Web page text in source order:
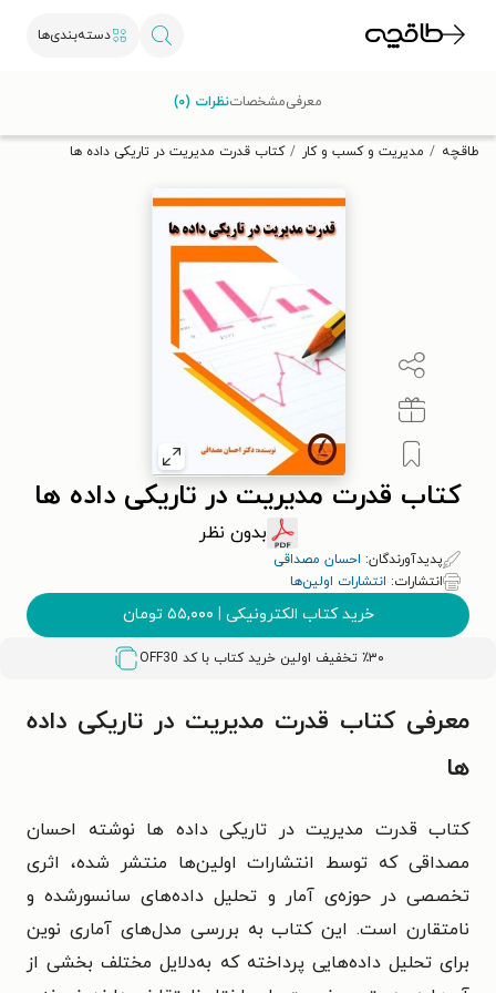
دسته‌بندی‌ها
تخفیف از طاقچه دریافت کن.
طاقچه مدیریت و کسب و کار کتاب قدرت مدیریت در تاریکی داده ها
کتاب قدرت مدیریت در تاریکی داده ها
بدون نظر
پدیدآورندگان: احسان مصداقی
انتشارات: انتشارات اولین‌ها
خرید کتاب الکترونیکی | ۵۵,۰۰۰ تومان
٪۳۰ تخفیف اولین خرید کتاب با کد OFF30
معرفیمشخصاتنظرات (۰)
معرفی کتاب قدرت مدیریت در تاریکی داده
ها
کتاب قدرت مدیریت در تاریکی داده‌ ها نوشته احسان
مصداقی که توسط انتشارات اولین‌ها منتشر شده، اثری
تخصصی در حوزه‌ی آمار و تحلیل داده‌های سانسورشده و
نامتقارن است. این کتاب به بررسی مدل‌های آماری نوین
برای تحلیل داده‌هایی پرداخته که به‌دلایل مختلف بخشی از